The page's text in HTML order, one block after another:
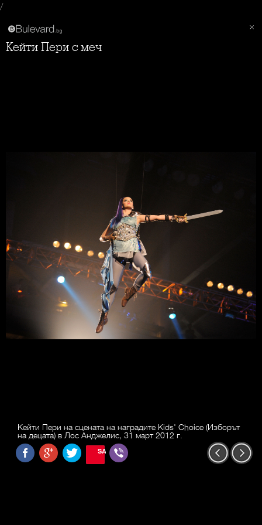
/
Кейти Пери с меч
Кейти Пери на сцената на наградите Kids' Choice (Изборът
на децата) в Лос Анджелис, 31 март 2012 г.
SAVE